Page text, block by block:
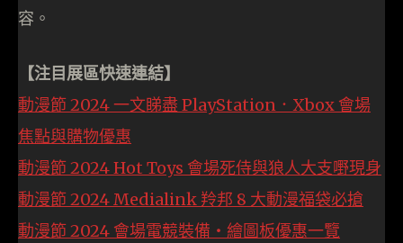
容。
【注目展區快速連結】
動漫節 2024 一文睇盡 PlayStation．Xbox 會場
焦點與購物優惠
動漫節 2024 Hot Toys 會場死侍與狼人大支嘢現身
動漫節 2024 Medialink 羚邦 8 大動漫福袋必搶
動漫節 2024 會場電競裝備‧繪圖板優惠一覽